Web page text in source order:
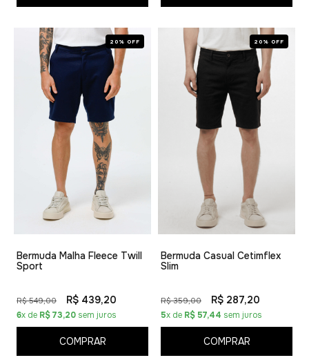
20% OFF
Bermuda Malha Fleece Twill
Sport
R$ 549,00 R$ 439,20
6x de R$ 73,20 sem juros
COMPRAR
20% OFF
Bermuda Casual Cetimflex
Slim
R$ 359,00 R$ 287,20
5x de R$ 57,44 sem juros
COMPRAR